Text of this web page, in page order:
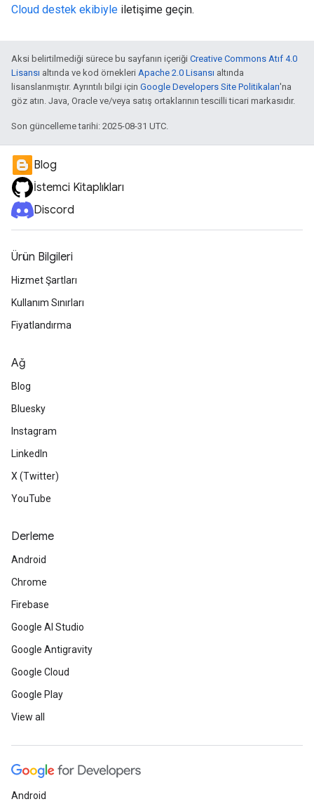
Cloud destek ekibiyle iletişime geçin.
Aksi belirtilmediği sürece bu sayfanın içeriği Creative Commons Atıf 4.0
Lisansı altında ve kod örnekleri Apache 2.0 Lisansı altında
lisanslanmıştır. Ayrıntılı bilgi için Google Developers Site Politikaları'na
göz atın. Java, Oracle ve/veya satış ortaklarının tescilli ticari markasıdır.
Son güncelleme tarihi: 2025-08-31 UTC.
Blog
İstemci Kitaplıkları
Discord
Ürün Bilgileri
Hizmet Şartları
Kullanım Sınırları
Fiyatlandırma
Ağ
Blog
Bluesky
Instagram
LinkedIn
X (Twitter)
YouTube
Derleme
Android
Chrome
Firebase
Google AI Studio
Google Antigravity
Google Cloud
Google Play
View all
Android